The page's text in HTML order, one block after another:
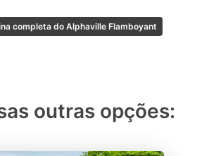
completa do Alphaville Flamboyant
outras opções: